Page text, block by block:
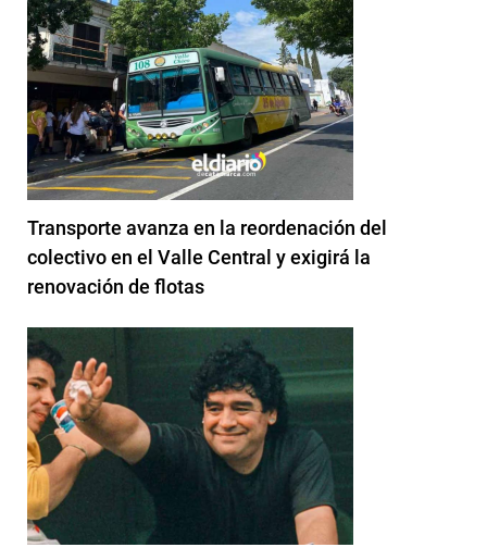
Transporte avanza en la reordenación del
colectivo en el Valle Central y exigirá la
renovación de flotas